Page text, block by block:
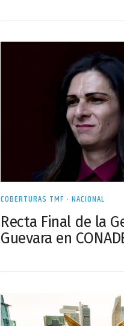
COBERTURAS TMF •NACIONAL
Recta Final de la
Guevara en